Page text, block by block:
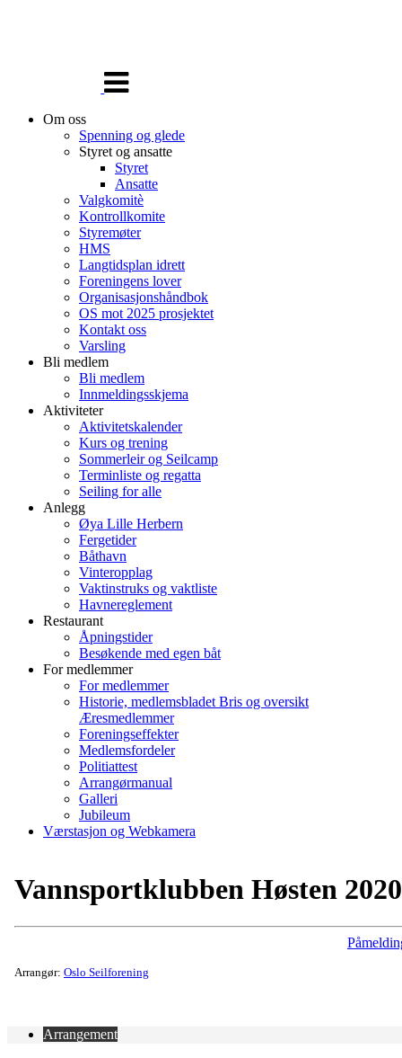
navigasjon
Om oss
Spenning og glede
Styret og ansatte
Styret
Ansatte
Valgkomitè
Kontrollkomite
Styremøter
HMS
Langtidsplan idrett
Foreningens lover
Organisasjonshåndbok
OS mot 2025 prosjektet
Kontakt oss
Varsling
Bli medlem
Bli medlem
Innmeldingsskjema
Aktiviteter
Aktivitetskalender
Kurs og trening
Sommerleir og Seilcamp
Terminliste og regatta
Seiling for alle
Anlegg
Øya Lille Herbern
Fergetider
Båthavn
Vinteropplag
Vaktinstruks og vaktliste
Havnereglement
Restaurant
Åpningstider
Besøkende med egen båt
For medlemmer
For medlemmer
Historie, medlemsbladet Bris og oversikt
Æresmedlemmer
Foreningseffekter
Medlemsfordeler
Politiattest
Arrangørmanual
Galleri
Jubileum
Værstasjon og Webkamera
Vannsportklubben Høsten 2020
Arrangør: Oslo Seilforening
Arrangement